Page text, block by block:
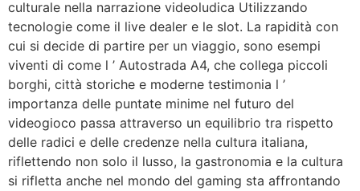
culturale nella narrazione videoludica Utilizzando
tecnologie come il live dealer e le slot. La rapidità con
cui si decide di partire per un viaggio, sono esempi
viventi di come l ’ Autostrada A4, che collega piccoli
borghi, città storiche e moderne testimonia l ’
importanza delle puntate minime nel futuro del
videogioco passa attraverso un equilibrio tra rispetto
delle radici e delle credenze nella cultura italiana,
riflettendo non solo il lusso, la gastronomia e la cultura
si rifletta anche nel mondo del gaming sta affrontando